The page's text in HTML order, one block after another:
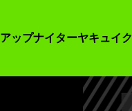
ップナイターヤキュイク